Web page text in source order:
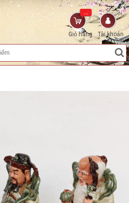
Tài khoản
Giỏ hàng
...